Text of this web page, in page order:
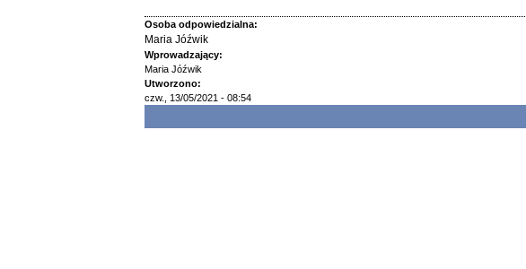
Osoba odpowiedzialna:
Maria Jóźwik
Wprowadzający:
Maria Jóźwik
Utworzono:
czw., 13/05/2021 - 08:54